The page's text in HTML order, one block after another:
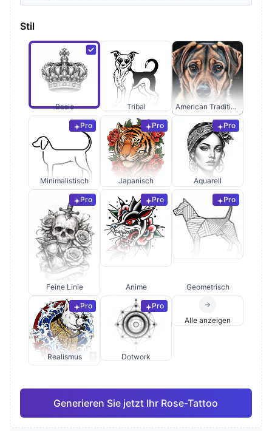
Stil
Basic Tribal American Traditional
Pro
Minimalistisch
Pro
Japanisch
Pro
Aquarell
Pro
Feine Linie
Pro
Anime
Pro
Geometrisch
Pro
Realismus
Pro
Dotwork
Alle anzeigen
Generieren Sie jetzt Ihr Rose-Tattoo